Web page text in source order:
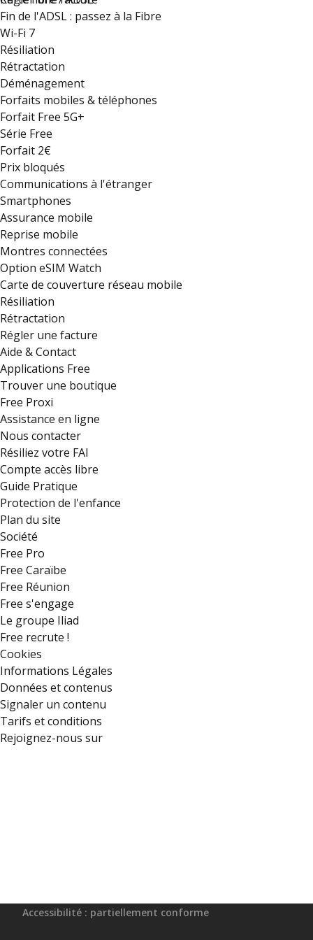
Fin de l'ADSL : passez à la Fibre
Wi-Fi 7
Résiliation
Rétractation
Déménagement
Forfaits mobiles & téléphones
Forfait Free 5G+
Série Free
Forfait 2€
Prix bloqués
Communications à l'étranger
Smartphones
Assurance mobile
Reprise mobile
Montres connectées
Option eSIM Watch
Carte de couverture réseau mobile
Résiliation
Rétractation
Régler une facture
Aide & Contact
Applications Free
Trouver une boutique
Free Proxi
Assistance en ligne
Nous contacter
Résiliez votre FAI
Compte accès libre
Guide Pratique
Protection de l'enfance
Plan du site
Société
Free Pro
Free Caraïbe
Free Réunion
Free s'engage
Le groupe Iliad
Free recrute !
Cookies
Informations Légales
Données et contenus
Signaler un contenu
Tarifs et conditions
Rejoignez-nous sur
Accessibilité : partiellement conforme